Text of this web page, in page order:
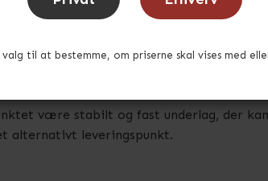
til at bestemme, om priserne skal vises med
Dvs. at det bliver leveret
palleløfter) der vejer 300 kg. Ved
eller andet aflæsningsudstyr
at der aflæsses med kran. Dette
være stabilt og fast underlag, der
alternativt leveringspunkt.